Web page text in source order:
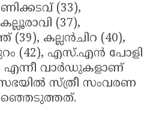
(33),
(37),
കല്ലൻചിറ (40),
(42), എസ്.എൻ പോളി
എന്നീ വാർഡുകളാണ്
സ്ത്രീ സംവരണ